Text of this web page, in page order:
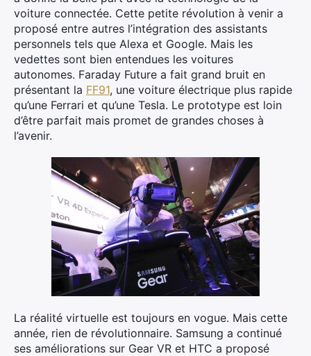
voiture connectée. Cette petite révolution à venir a
proposé entre autres l’intégration des assistants
personnels tels que Alexa et Google. Mais les
vedettes sont bien entendues les voitures
autonomes. Faraday Future a fait grand bruit en
présentant la FF91, une voiture électrique plus rapide
qu’une Ferrari et qu’une Tesla. Le prototype est loin
d’être parfait mais promet de grandes choses à
l’avenir.
La réalité virtuelle est toujours en vogue. Mais cette
année, rien de révolutionnaire. Samsung a continué
ses améliorations sur Gear VR et HTC a proposé